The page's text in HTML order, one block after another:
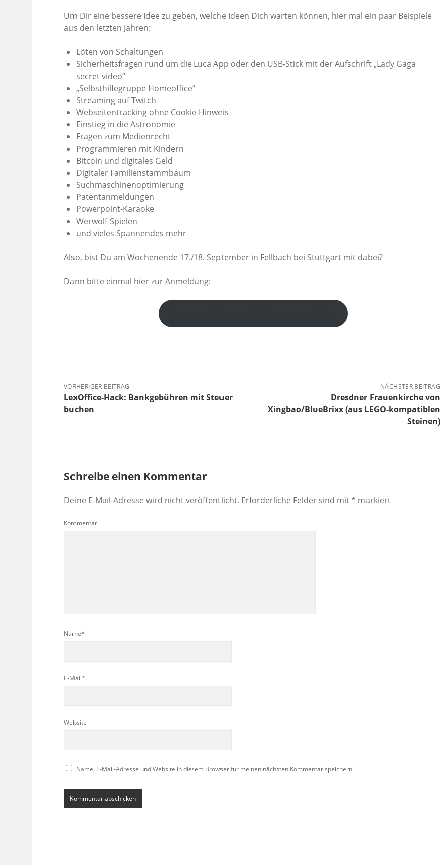
Um Dir eine bessere Idee zu geben, welche Ideen Dich warten können, hier mal ein paar Beispiele
aus den letzten Jahren:
Löten von Schaltungen
Sicherheitsfragen rund um die Luca App oder den USB-Stick mit der Aufschrift „Lady Gaga
secret video“
„Selbsthilfegruppe Homeoffice“
Streaming auf Twitch
Webseitentracking ohne Cookie-Hinweis
Einstieg in die Astronomie
Fragen zum Medienrecht
Programmieren mit Kindern
Bitcoin und digitales Geld
Digitaler Familienstammbaum
Suchmaschinenoptimierung
Patentanmeldungen
Powerpoint-Karaoke
Werwolf-Spielen
und vieles Spannendes mehr
Also, bist Du am Wochenende 17./18. September in Fellbach bei Stuttgart mit dabei?
Dann bitte einmal hier zur Anmeldung:
VORHERIGER BEITRAG
LexOffice-Hack: Bankgebühren mit Steuer
buchen
NÄCHSTER BEITRAG
Dresdner Frauenkirche von
Xingbao/BlueBrixx (aus LEGO-kompatiblen
Steinen)
Schreibe einen Kommentar
Deine E-Mail-Adresse wird nicht veröffentlicht. Erforderliche Felder sind mit* markiert
Kommentar
Name*
E-Mail*
Website
Name, E-Mail-Adresse und Website in diesem Browser für meinen nächsten Kommentar speichern.